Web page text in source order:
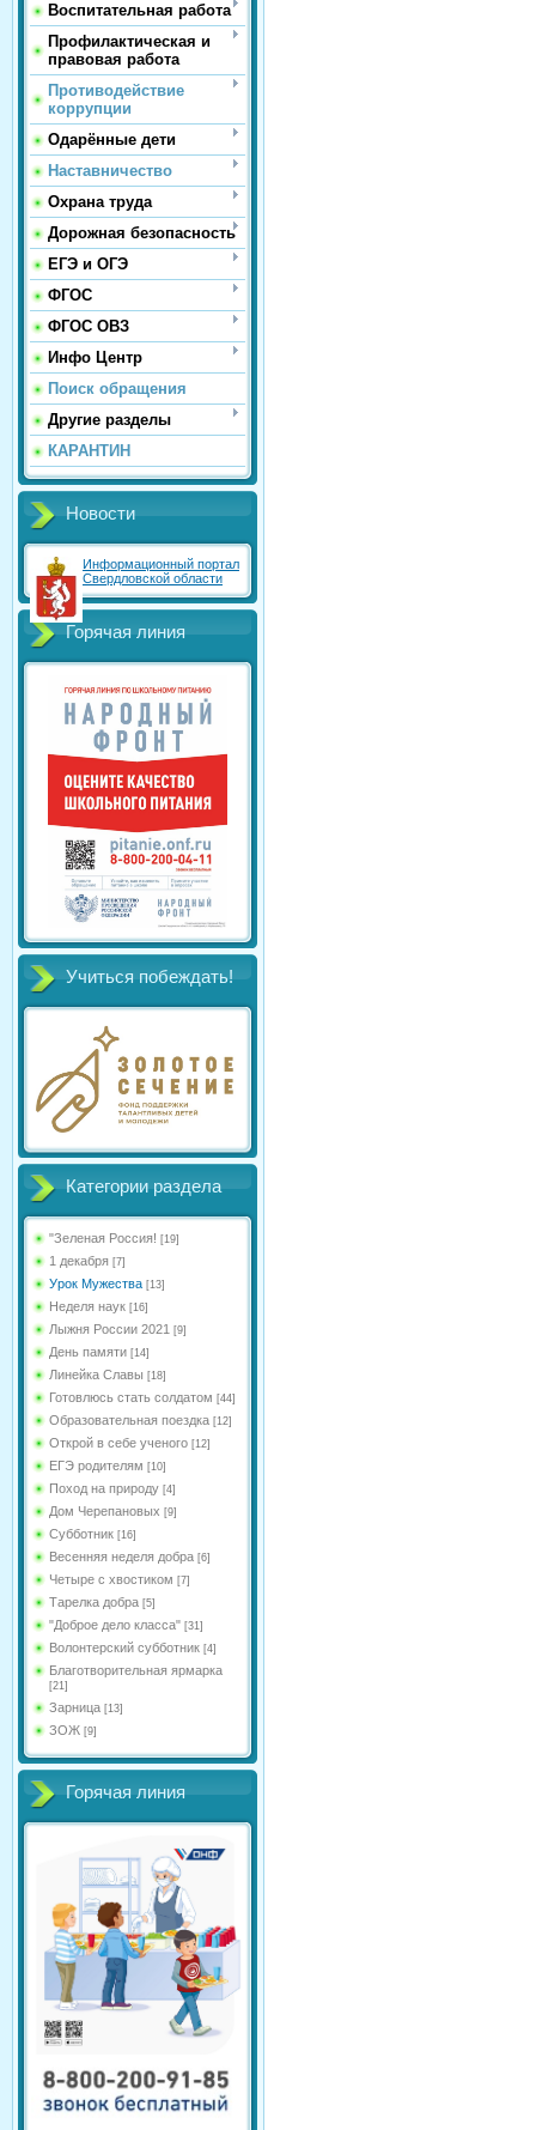
Воспитательная работа
Профилактическая и
правовая работа
Противодействие
коррупции
Одарённые дети
Наставничество
Охрана труда
Дорожная безопасность
ЕГЭ и ОГЭ
ФГОС
ФГОС ОВЗ
Инфо Центр
Поиск обращения
Другие разделы
КАРАНТИН
Новости
Информационный портал
Свердловской области
Горячая линия
Учиться побеждать!
Категории раздела
"Зеленая Россия! [19]
1 декабря [7]
Урок Мужества [13]
Неделя наук [16]
Лыжня России 2021 [9]
День памяти [14]
Линейка Славы [18]
Готовлюсь стать солдатом [44]
Образовательная поездка [12]
Открой в себе ученого [12]
ЕГЭ родителям [10]
Поход на природу [4]
Дом Черепановых [9]
Субботник [16]
Весенняя неделя добра [6]
Четыре с хвостиком [7]
Тарелка добра [5]
"Доброе дело класса" [31]
Волонтерский субботник [4]
Благотворительная ярмарка
[21]
Зарница [13]
ЗОЖ [9]
Горячая линия